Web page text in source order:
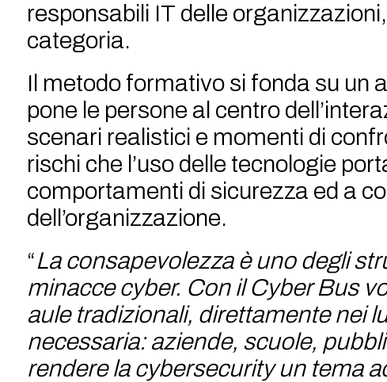
responsabili IT delle
categoria.
Il metodo formativo si fonda su un
pone le persone al centro
scenari realistici e momenti di
rischi che l’uso delle tecnologie
comportamenti di sicurezza ed a
dell’organizzazione.
“La consapevolezza è uno degli
minacce cyber. Con il Cyber Bus
aule tradizionali, direttamente nei
necessaria: aziende, scuole,
rendere la cybersecurity un tema